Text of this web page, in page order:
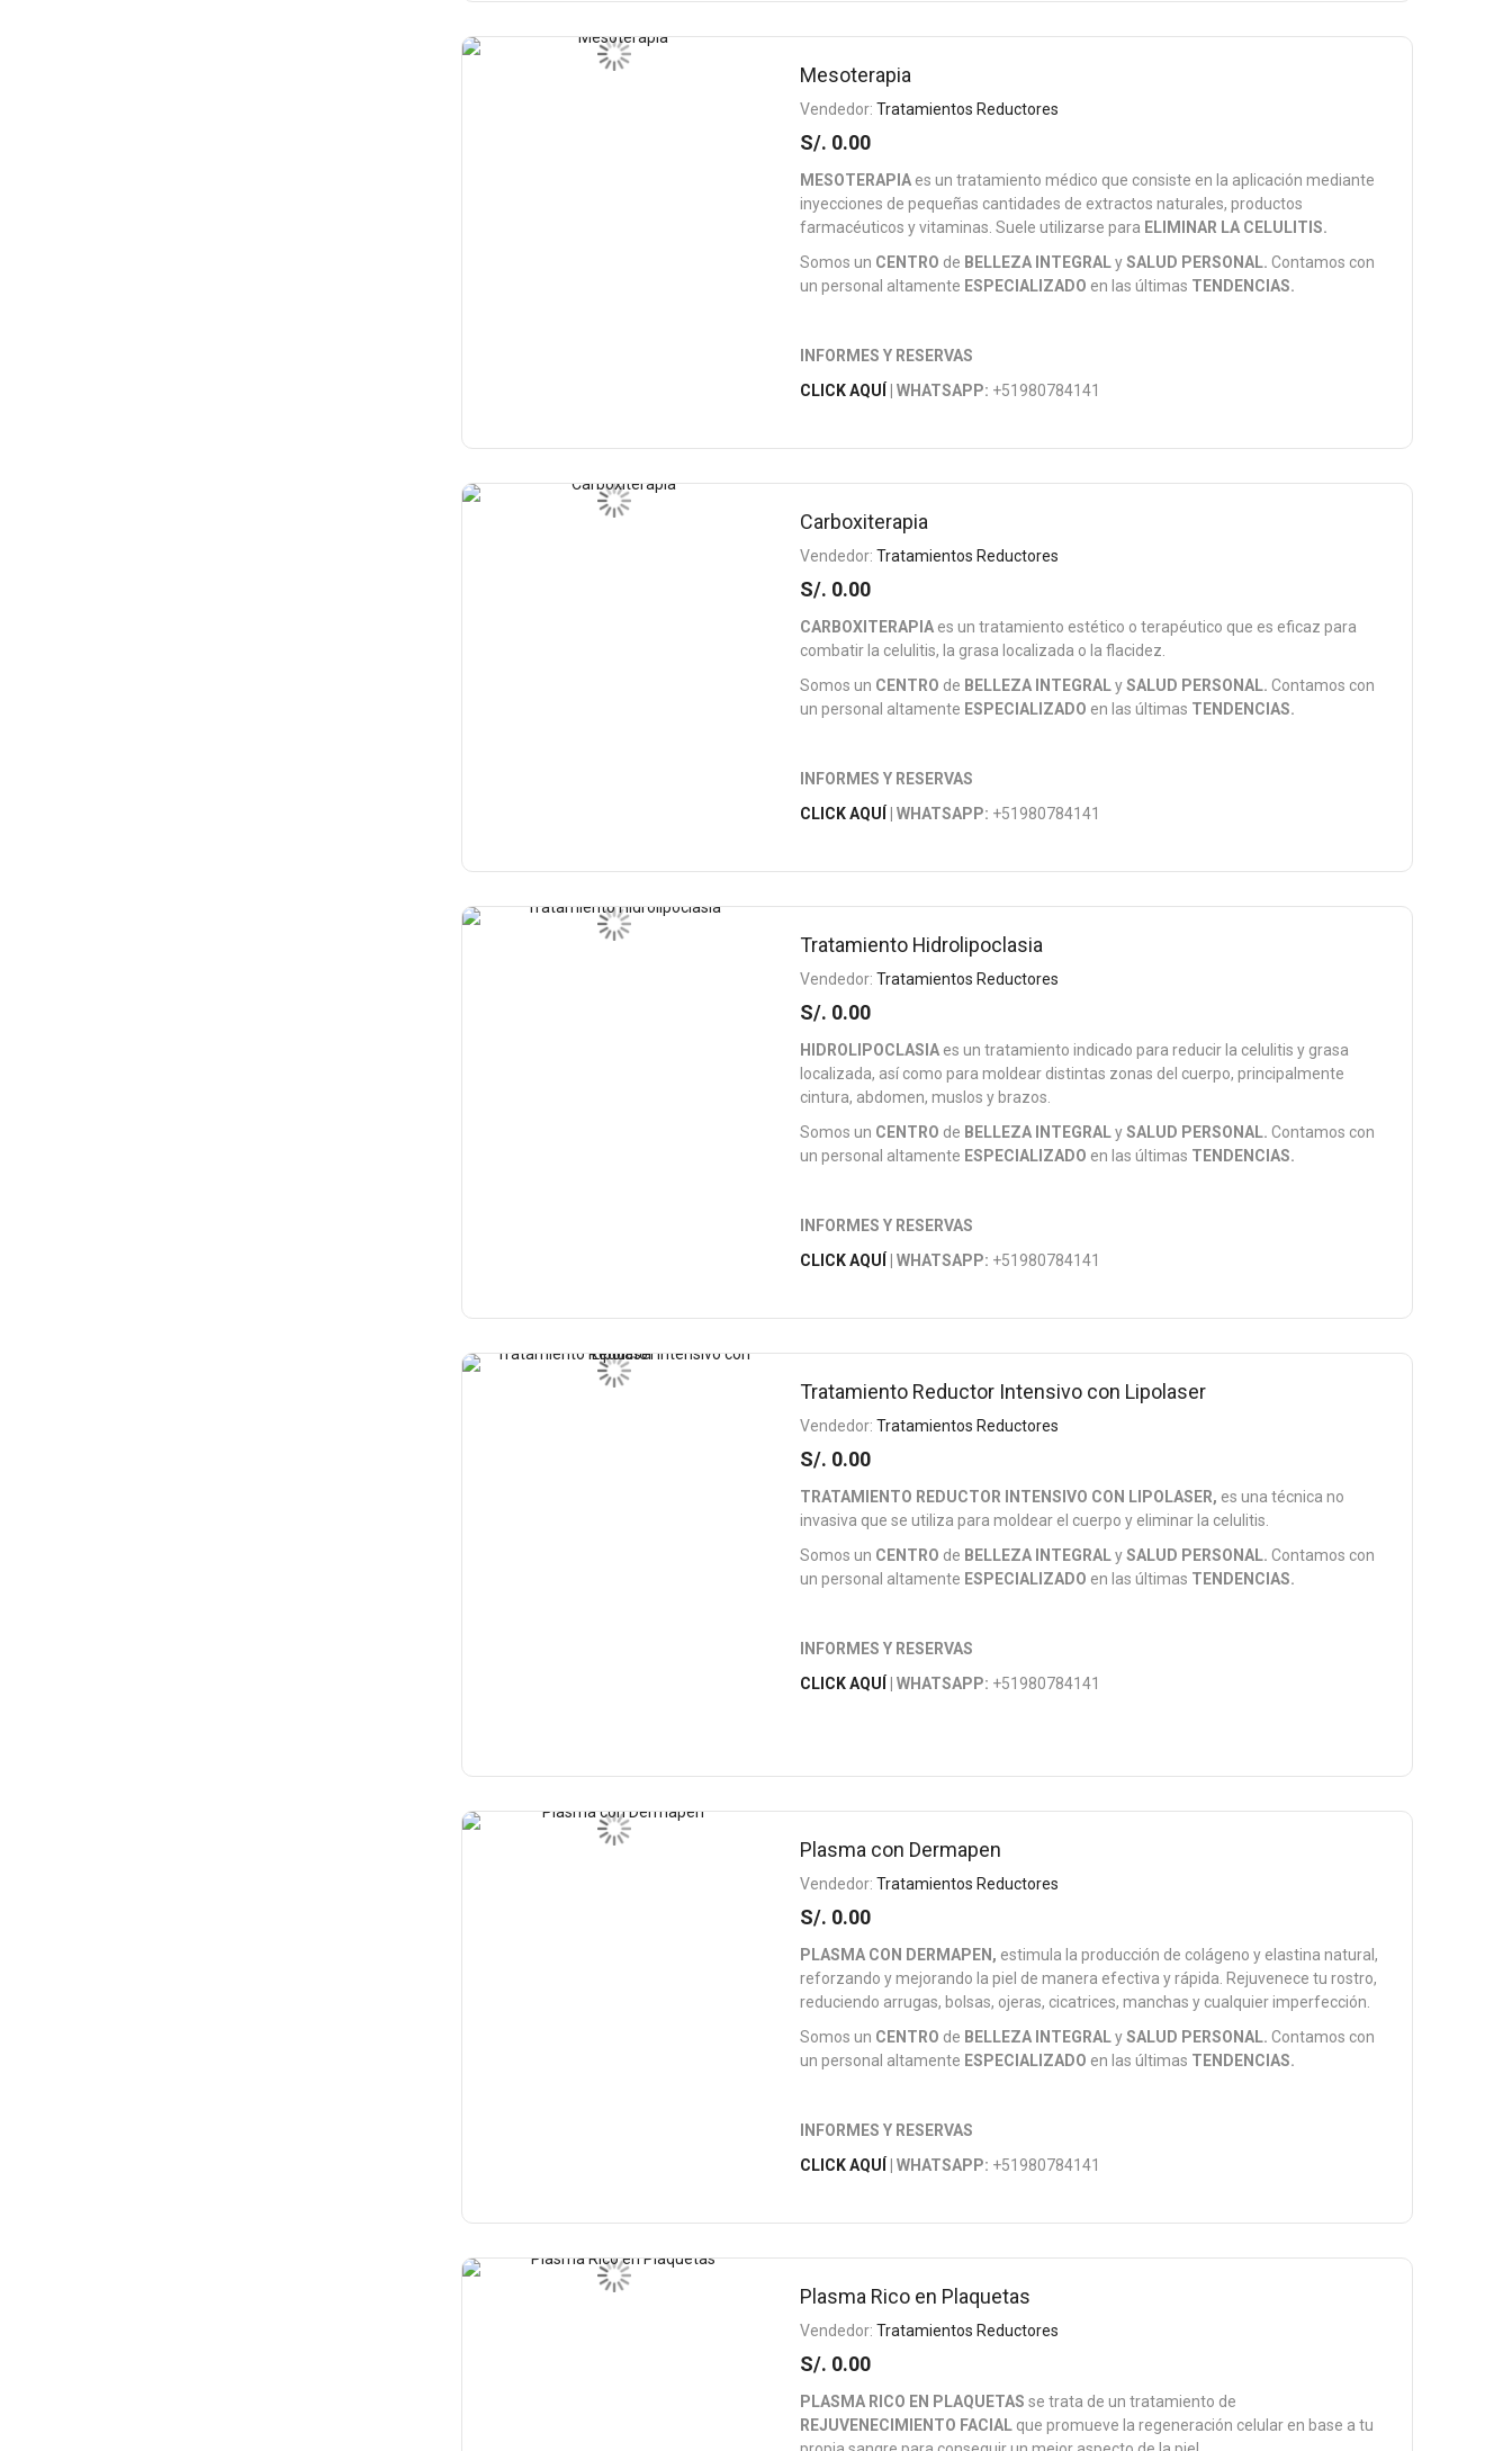
Mesoterapia
Vendedor:Tratamientos Reductores
S/. 0.00
MESOTERAPIA es un tratamiento médico que consiste en la aplicación mediante
inyecciones de pequeñas cantidades de extractos naturales, productos
farmacéuticos y vitaminas. Suele utilizarse para ELIMINAR LA CELULITIS.
Somos un CENTRO de BELLEZA INTEGRALySALUD PERSONAL. Contamos con
un personal altamente ESPECIALIZADO en las últimas TENDENCIAS.
INFORMES Y RESERVAS
CLICK AQUÍ
| WHATSAPP: +51980784141
Carboxiterapia
Vendedor:Tratamientos Reductores
S/. 0.00
CARBOXITERAPIA es un tratamiento estético o terapéutico que es eficaz para
combatir la celulitis, la grasa localizada o la flacidez.
Somos un CENTRO de BELLEZA INTEGRALySALUD PERSONAL. Contamos con
un personal altamente ESPECIALIZADO en las últimas TENDENCIAS.
INFORMES Y RESERVAS
CLICK AQUÍ
| WHATSAPP: +51980784141
Tratamiento Hidrolipoclasia
Vendedor:Tratamientos Reductores
S/. 0.00
HIDROLIPOCLASIA es un tratamiento indicado para reducir la celulitis y grasa
localizada, así como para moldear distintas zonas del cuerpo, principalmente
cintura, abdomen, muslos y brazos.
Somos un CENTRO de BELLEZA INTEGRALySALUD PERSONAL. Contamos con
un personal altamente ESPECIALIZADO en las últimas TENDENCIAS.
INFORMES Y RESERVAS
CLICK AQUÍ
| WHATSAPP: +51980784141
Tratamiento Reductor Intensivo con Lipolaser
Vendedor:Tratamientos Reductores
S/. 0.00
TRATAMIENTO REDUCTOR INTENSIVO CON LIPOLASER, es una técnica no
invasiva que se utiliza para moldear el cuerpo y eliminar la celulitis.
Somos un CENTRO de BELLEZA INTEGRALySALUD PERSONAL. Contamos con
un personal altamente ESPECIALIZADO en las últimas TENDENCIAS.
INFORMES Y RESERVAS
CLICK AQUÍ
| WHATSAPP: +51980784141
Plasma con Dermapen
Vendedor:Tratamientos Reductores
S/. 0.00
PLASMA CON DERMAPEN, estimula la producción de colágeno y elastina natural,
reforzando y mejorando la piel de manera efectiva y rápida. Rejuvenece tu rostro,
reduciendo arrugas, bolsas, ojeras, cicatrices, manchas y cualquier imperfección.
Somos un CENTRO de BELLEZA INTEGRALySALUD PERSONAL. Contamos con
un personal altamente ESPECIALIZADO en las últimas TENDENCIAS.
INFORMES Y RESERVAS
CLICK AQUÍ
| WHATSAPP: +51980784141
Plasma Rico en Plaquetas
Vendedor:Tratamientos Reductores
S/. 0.00
PLASMA RICO EN PLAQUETAS se trata de un tratamiento de
REJUVENECIMIENTO FACIAL que promueve la regeneración celular en base a tu